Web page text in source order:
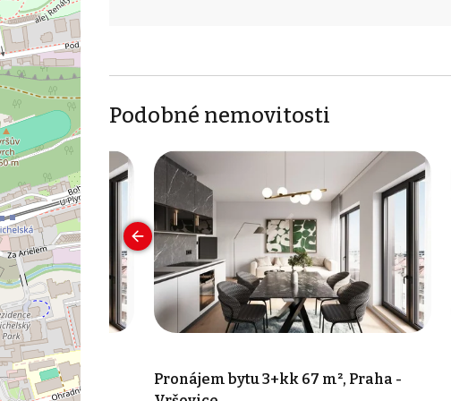
Podobné nemovitosti
m², Praha -
Pronájem bytu 3+kk 67 m², Praha -